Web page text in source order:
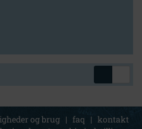
og brug | faq | kontakt